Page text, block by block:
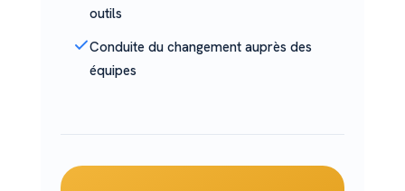
outils
Conduite du changement auprès des
équipes